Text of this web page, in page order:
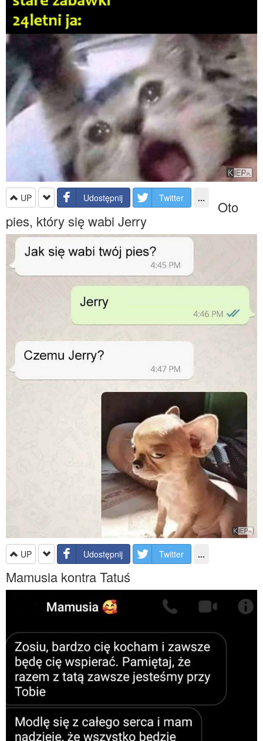
UP Udostępnij Twitter ... Oto
pies, który się wabi Jerry
UP Udostępnij Twitter ...
Mamusia kontra Tatuś